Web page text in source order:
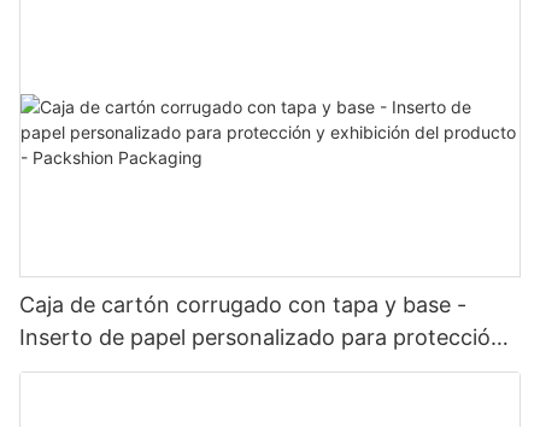
Caja de cartón corrugado con tapa y base -
Inserto de papel personalizado para protección
y exhibición del producto - Packshion Packaging